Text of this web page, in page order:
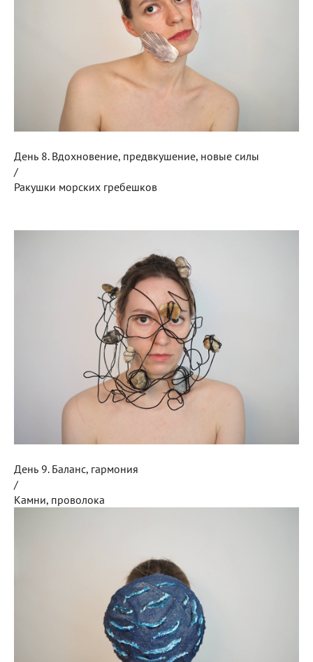
День 8. Вдохновение, предвкушение, новые силы
/
Ракушки морских гребешков
День 9. Баланс, гармония
/
Камни, проволока